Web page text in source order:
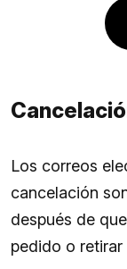
Los correos
cancelación
después de
pedido o